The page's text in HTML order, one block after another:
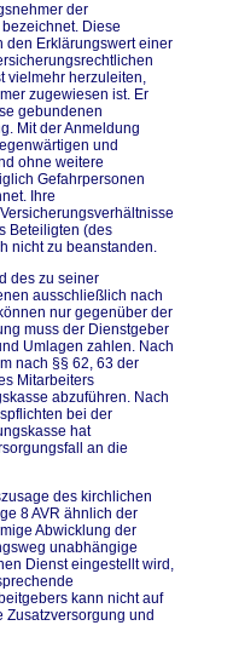
der
Diese
den Erklärungswert einer
vielmehr herzuleiten,
zugewiesen ist. Er
gebundenen
Mit der Anmeldung
und
ohne weitere
Gefahrpersonen
Ihre
Beteiligten (des
nicht zu beanstanden.
des zu seiner
ausschließlich nach
nur gegenüber der
muss der Dienstgeber
Umlagen zahlen. Nach
nach §§ 62, 63 der
Mitarbeiters
abzuführen. Nach
bei der
hat
an die
des kirchlichen
8 AVR ähnlich der
Abwicklung der
unabhängige
Dienst eingestellt wird,
kann nicht auf
und